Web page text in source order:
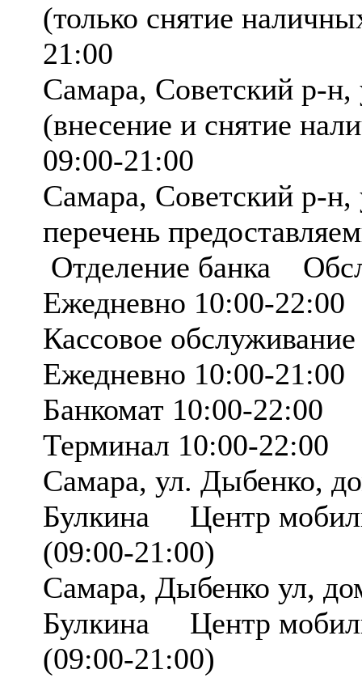
(только снятие
21:00
Самара, Советский р-
(внесение и снятие
09:00-21:00
Самара, Советский р-
перечень
Отделение банка
Ежедневно 10:00-22:00
Кассовое обслуживание
Ежедневно 10:00-21:00
Банкомат 10:00-22:00
Терминал 10:00-22:00
Самара, ул. Дыбенко,
Булкина Центр
(09:00-21:00)
Самара, Дыбенко ул,
Булкина Центр
(09:00-21:00)